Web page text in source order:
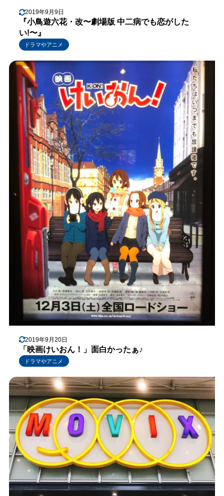
2019年9月9日
『小鳥遊六花・改〜劇場版 中二病でも恋がした
い!〜』
ドラマやアニメ
2019年9月20日
「映画けいおん！」面白かったぁ♪
ドラマやアニメ